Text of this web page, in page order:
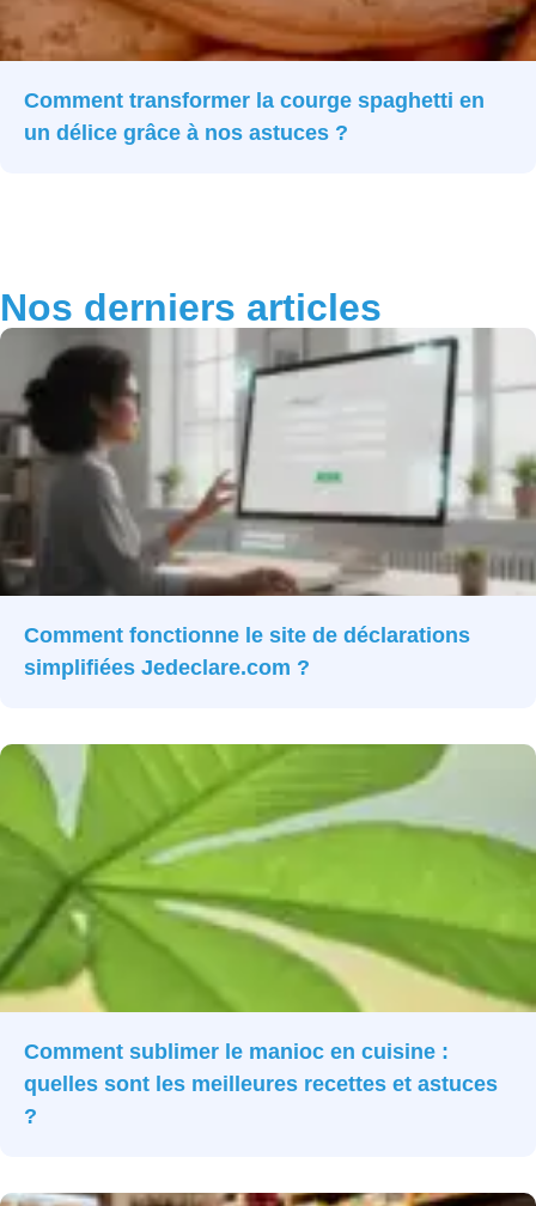
Comment transformer la courge spaghetti en
un délice grâce à nos astuces ?
Nos derniers articles
Comment fonctionne le site de déclarations
simplifiées Jedeclare.com ?
Comment sublimer le manioc en cuisine :
quelles sont les meilleures recettes et astuces
?